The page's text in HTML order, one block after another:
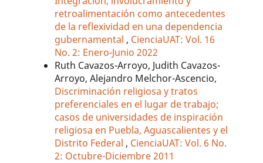
retroalimentación como antecedentes
de la reflexividad en una dependencia
gubernamental , CienciaUAT: Vol. 16
No. 2: Enero-Junio 2022
Ruth Cavazos-Arroyo, Judith Cavazos-
Arroyo, Alejandro Melchor-Ascencio,
Discriminación religiosa y tratos
preferenciales en el lugar de trabajo;
casos de universidades de inspiración
religiosa en Puebla, Aguascalientes y el
Distrito Federal , CienciaUAT: Vol. 6 No.
2: Octubre-Diciembre 2011